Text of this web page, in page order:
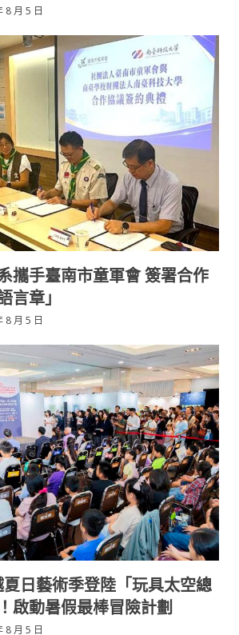
8 月 5 日
攜手臺南市童軍會 簽署合作
言章」
8 月 5 日
日藝術季登陸「玩具太空總
啟動暑假最棒冒險計劃
8 月 5 日